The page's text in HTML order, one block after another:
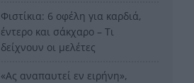
Φιστίκια: 6 οφέλη για καρδιά,
έντερο και σάκχαρο – Τι
δείχνουν οι μελέτες
«Ας αναπαυτεί εν ειρήνη»,